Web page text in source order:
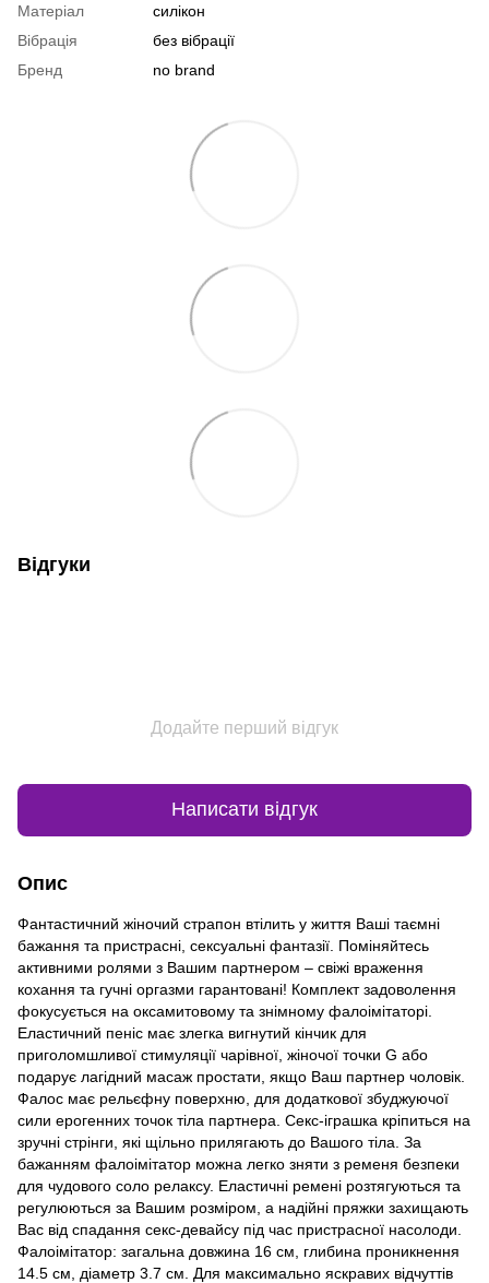
Матеріал
силікон
Вібрація
без вібрації
Бренд
no brand
Відгуки
Додайте перший відгук
Написати відгук
Опис
Фантастичний жіночий страпон втілить у життя Ваші таємні
бажання та пристрасні, сексуальні фантазії. Поміняйтесь
активними ролями з Вашим партнером – свіжі враження
кохання та гучні оргазми гарантовані! Комплект задоволення
фокусується на оксамитовому та знімному фалоімітаторі.
Еластичний пеніс має злегка вигнутий кінчик для
приголомшливої ​​стимуляції чарівної, жіночої точки G або
подарує лагідний масаж простати, якщо Ваш партнер чоловік.
Фалос має рельєфну поверхню, для додаткової збуджуючої
сили ерогенних точок тіла партнера. Секс-іграшка кріпиться на
зручні стрінги, які щільно прилягають до Вашого тіла. За
бажанням фалоімітатор можна легко зняти з ременя безпеки
для чудового соло релаксу. Еластичні ремені розтягуються та
регулюються за Вашим розміром, а надійні пряжки захищають
Вас від спадання секс-девайсу під час пристрасної насолоди.
Фалоімітатор: загальна довжина 16 см, глибина проникнення
14.5 см, діаметр 3.7 см. Для максимально яскравих відчуттів